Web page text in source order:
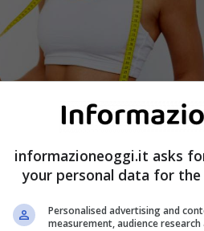
informazioneoggi.it asks
your personal data for
Personalised advertising and
measurement, audience